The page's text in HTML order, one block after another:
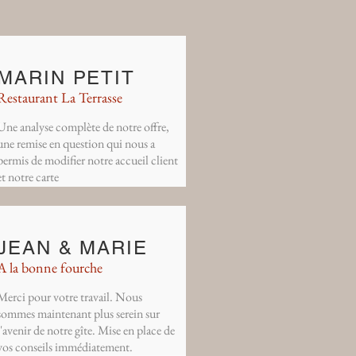
La Terrasse
PETIT
analyse complète de notre offre,
remise en question qui nous a
de modifier notre accueil client
notre carte
la bonne fourche
& MARIE
pour votre travail. Nous
maintenant plus serein sur
de notre gîte. Mise en place de
conseils immédiatement.